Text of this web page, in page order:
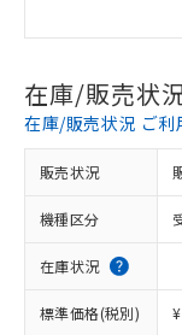
在庫/販売状
在庫/販売状況 ご利
販売状況
機種区分
在庫状況
標準価格(税別)